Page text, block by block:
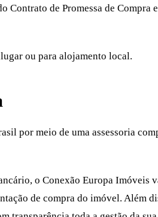
de Promessa de Compra
ou para alojamento local.
por meio de uma assessoria
o Conexão Europa
de compra do imóvel. Além